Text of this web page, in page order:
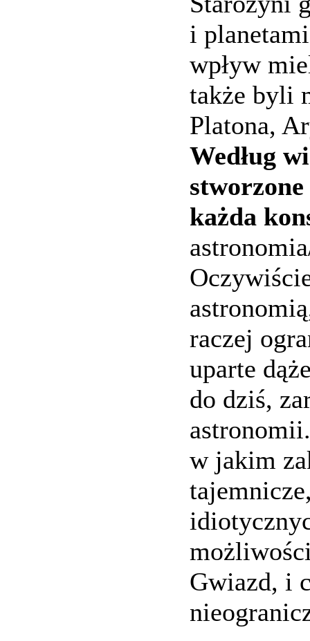
i
wpływ
także byli
Platona,
Według
każda
raczej
uparte
do dziś,
w jakim
Gwiazd, i